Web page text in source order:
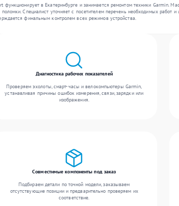
функционирует в Екатеринбурге и занимается ремонтом техники Garmin.
Специалист уточняет с посетителем перечень необходимых
финальным контролем всех режимов устройства.
Диагностика рабочих показателей
Проверяем эхолоты, смарт-часы и велокомпьютеры Garmin,
устанавливая причины ошибок измерения, связи, зарядки или
изображения.
Совместимые компоненты под заказ
Подбираем детали по точной модели, заказываем
отсутствующие позиции и предварительно проверяем их
соответствие.